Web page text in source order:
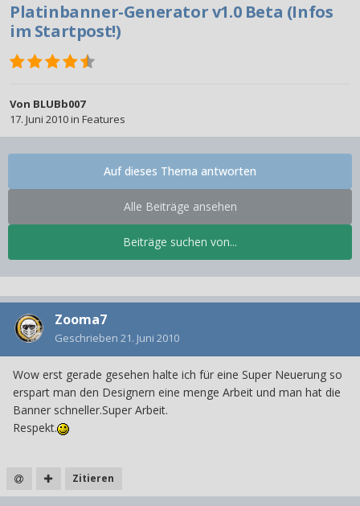
Platinbanner-Generator v1.0 Beta (Infos
im Startpost!)
Von BLUBb007
17. Juni 2010in Features
Beiträge suchen von...
Alle Beiträge ansehen
Auf dieses Thema antworten
Zooma7
Geschrieben 21. Juni 2010
Wow erst gerade gesehen halte ich für eine Super Neuerung so
erspart man den Designern eine menge Arbeit und man hat die
Banner schneller.Super Arbeit.
Respekt.
Zitieren